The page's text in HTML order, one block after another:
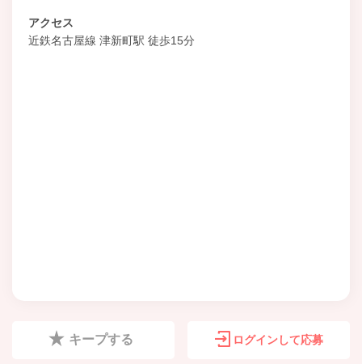
アクセス
近鉄名古屋線 津新町駅 徒歩15分
キープする ログインして応募